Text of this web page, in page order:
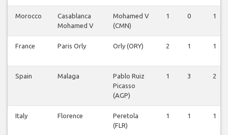
Morocco
Casablanca
Mohamed V
Mohamed V
(CMN)
1 0 1
France Paris Orly Orly (ORY) 2 1 1
Spain Malaga
Pablo Ruiz
Picasso
(AGP)
1 3 2
Italy Florence
Peretola
(FLR)
1 1 1